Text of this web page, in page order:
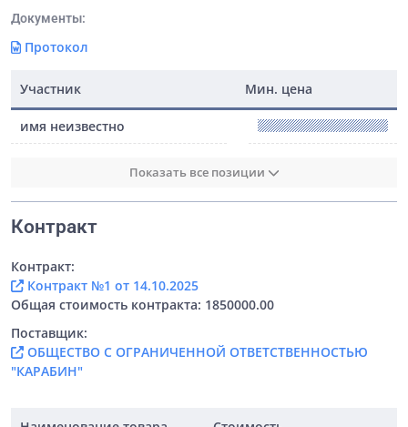
Документы:
Протокол
Участник Мин. цена
имя неизвестно
Показать все позиции
Контракт
Контракт:
Контракт №1 от 14.10.2025
Общая стоимость контракта: 1850000.00
Поставщик:
ОБЩЕСТВО С ОГРАНИЧЕННОЙ ОТВЕТСТВЕННОСТЬЮ
"КАРАБИН"